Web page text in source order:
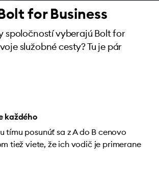
for Business
spoločností vyberajú Bolt for
služobné cesty? Tu je pár
každého
tímu posunúť sa z A do B cenovo
tiež viete, že ich vodič je primerane